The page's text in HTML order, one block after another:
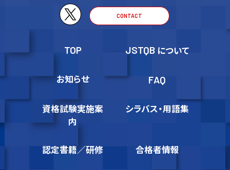
CONTACT
TOP JSTQB について
お知らせ FAQ
資格試験実施案
内
シラバス・用語集
認定書籍／研修 合格者情報